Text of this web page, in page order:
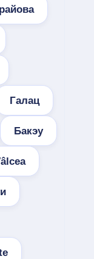
Галац
Бакэу